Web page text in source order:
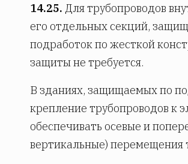
14.25. Для трубопроводов
его отдельных секций,
подработок по жесткой
защиты не требуется.
В зданиях, защищаемых по
крепление трубопроводов к
обеспечивать осевые и
вертикальные) перемещения